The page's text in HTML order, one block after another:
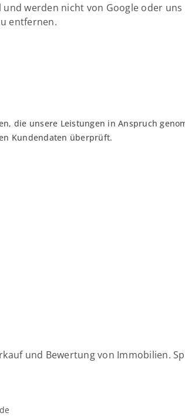
werden nicht von Google oder
entfernen.
die unsere Leistungen in Anspruch
Kundendaten überprüft.
und Bewertung von Immobilien.